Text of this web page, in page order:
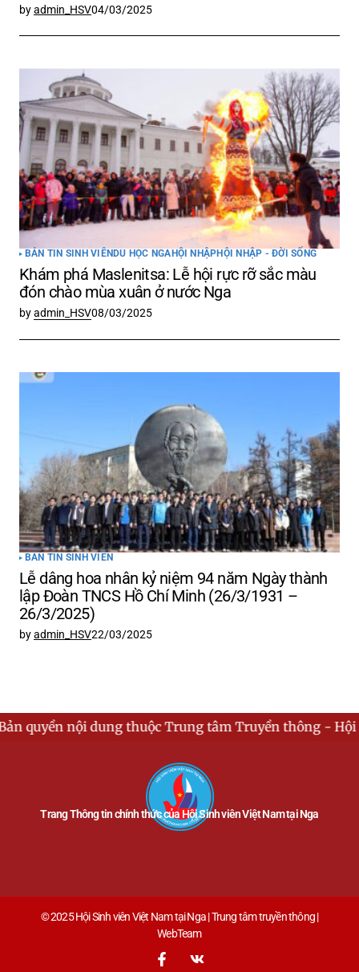
byadmin_HSV04/03/2025
BẢN TIN SINH VIÊN DU HỌC NGA HỘI NHẬPHỘI NHẬP - ĐỜI SỐNG
Khám phá Maslenitsa: Lễ hội rực rỡ sắc màu
đón chào mùa xuân ở nước Nga
byadmin_HSV08/03/2025
BẢN TIN SINH VIÊN
Lễ dâng hoa nhân kỷ niệm 94 năm Ngày thành
lập Đoàn TNCS Hồ Chí Minh (26/3/1931 –
26/3/2025)
byadmin_HSV22/03/2025
dung thuộc Trung tâm Truyền thông - Hội Sinh viên
Trang Thông tin chính thức của Hội Sinh viên Việt Nam tại Nga
© 2025 Hội Sinh viên Việt Nam tại Nga | Trung tâm truyền thông |
WebTeam